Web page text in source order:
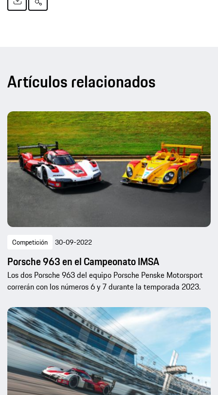
Artículos relacionados
Competición 30-09-2022
Porsche 963 en el Campeonato IMSA
Los dos Porsche 963 del equipo Porsche Penske Motorsport
correrán con los números 6 y 7 durante la temporada 2023.